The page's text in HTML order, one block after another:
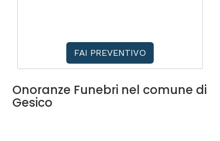
FAI PREVENTIVO
Onoranze Funebri nel comune di
Gesico